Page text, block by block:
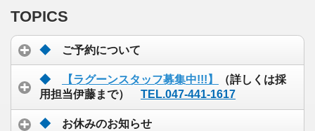
TOPICS
◆ ご予約について
◆ 【ラグーンスタッフ募集中!!!】
（詳しくは採
用担当伊藤まで） TEL.047-441-1617
◆ お休みのお知らせ